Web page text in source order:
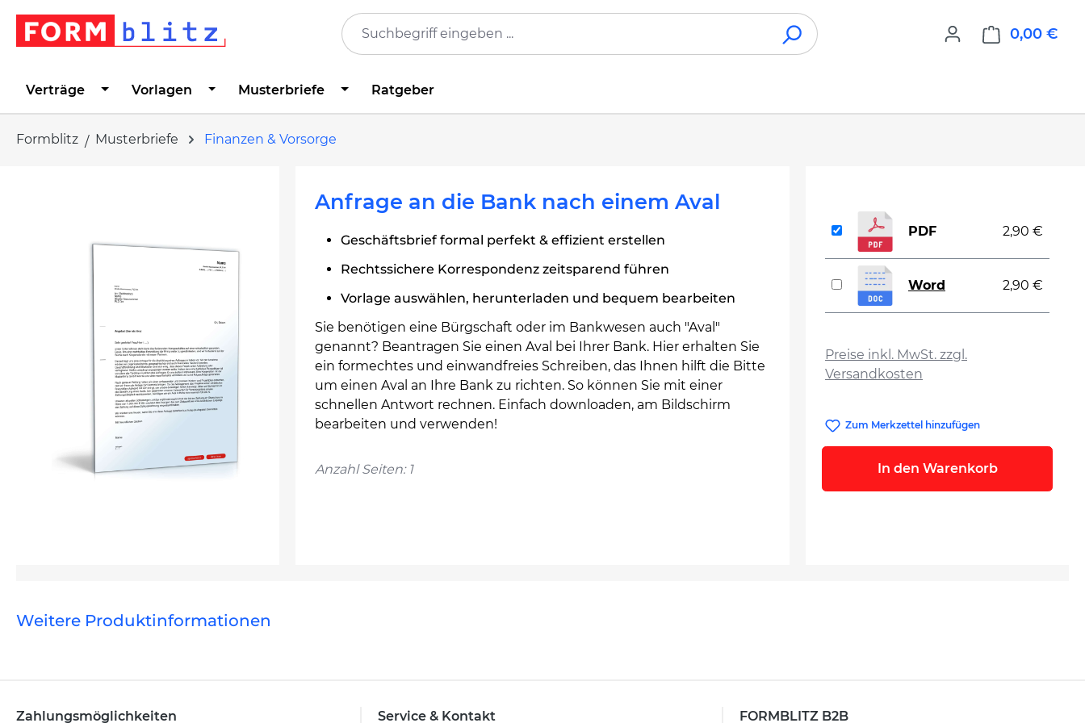
Zur Hauptnavigation springen
0,00 €
Verträge Vorlagen Musterbriefe Ratgeber
Formblitz Musterbriefe Finanzen & Vorsorge
Anfrage an die Bank nach einem Aval
Geschäftsbrief formal perfekt & effizient erstellen
Rechtssichere Korrespondenz zeitsparend führen
Vorlage auswählen, herunterladen und bequem bearbeiten
Sie benötigen eine Bürgschaft oder im Bankwesen auch "Aval"
genannt? Beantragen Sie einen Aval bei Ihrer Bank. Hier erhalten Sie
ein formechtes und einwandfreies Schreiben, das Ihnen hilft die Bitte
um einen Aval an Ihre Bank zu richten. So können Sie mit einer
schnellen Antwort rechnen. Einfach downloaden, am Bildschirm
bearbeiten und verwenden!
Anzahl Seiten: 1
Preise inkl. MwSt. zzgl.
Versandkosten
PDF 2,90 €
Word 2,90 €
Zum Merkzettel hinzufügen
In den Warenkorb
Weitere Produktinformationen
Zahlungsmöglichkeiten Service & Kontakt FORMBLITZ B2B